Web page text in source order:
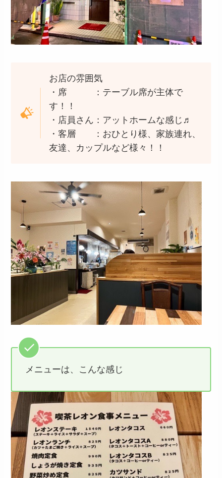
お店の雰囲気
・席 ：テーブル席が主体で
す！！
・店員さん：アットホームな感じ♬
・客層 ：おひとり様、家族連れ、
友達、カップルなど様々！！
メニューは、こんな感じ